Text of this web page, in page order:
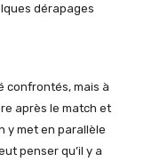
dérapages
confrontés, mais à
après le match et
y met en parallèle
penser qu’il y a